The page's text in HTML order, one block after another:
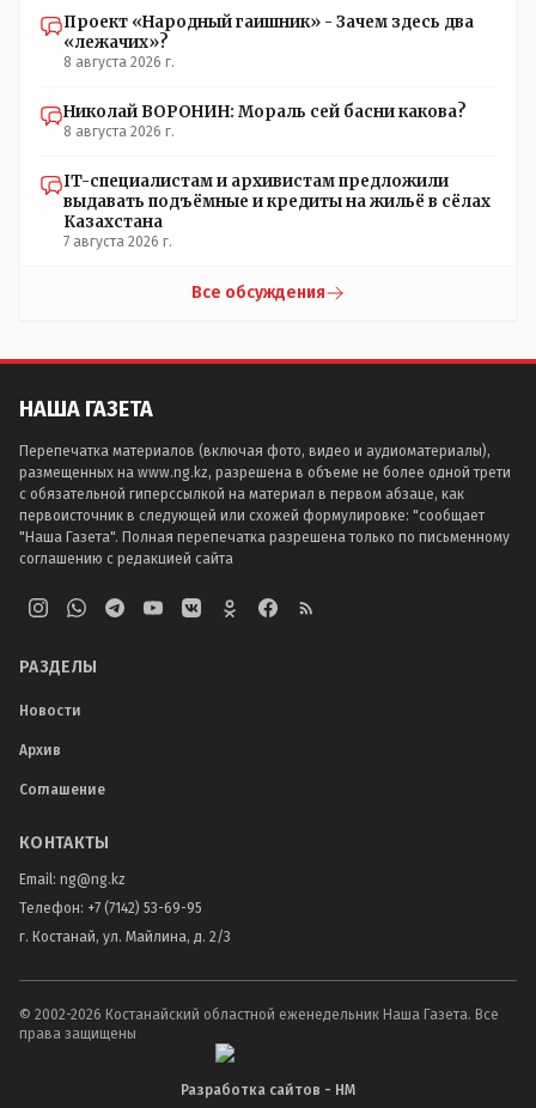
Проект «Народный гаишник» - Зачем здесь два
«лежачих»?
8 августа 2026 г.
Николай ВОРОНИН: Мораль сей басни какова?
8 августа 2026 г.
IT-специалистам и архивистам предложили
выдавать подъёмные и кредиты на жильё в сёлах
Казахстана
7 августа 2026 г.
Все обсуждения
НАША ГАЗЕТА
Перепечатка материалов (включая фото, видео и аудиоматериалы),
размещенных на www.ng.kz, разрешена в объеме не более одной трети
с обязательной гиперссылкой на материал в первом абзаце, как
первоисточник в следующей или схожей формулировке: "сообщает
"Наша Газета". Полная перепечатка разрешена только по письменному
соглашению с редакцией сайта
РАЗДЕЛЫ
Новости
Архив
Соглашение
КОНТАКТЫ
Email: ng@ng.kz
Телефон: +7 (7142) 53-69-95
г. Костанай, ул. Майлина, д. 2/3
© 2002-2026 Костанайский областной еженедельник Наша Газета. Все
права защищены
Разработка сайтов - НМ